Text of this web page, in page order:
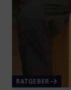
RATGEBER